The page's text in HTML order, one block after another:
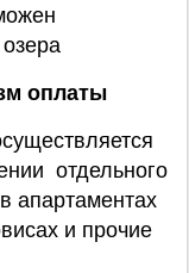
оплаты
отдельного
апартаментах
и прочие